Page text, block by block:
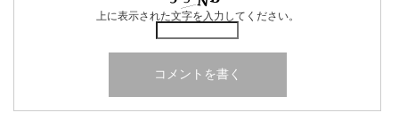
上に表示された文字を入力してください。